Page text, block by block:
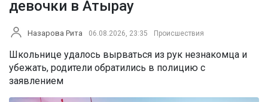
девочки в Атырау
Назарова Рита 06.08.2026, 23:35 Происшествия
Школьнице удалось вырваться из рук незнакомца и
убежать, родители обратились в полицию с
заявлением